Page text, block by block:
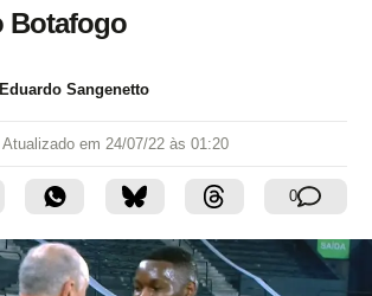
Botafogo
Sangenetto
Atualizado em 24/07/22 às 01:20
0